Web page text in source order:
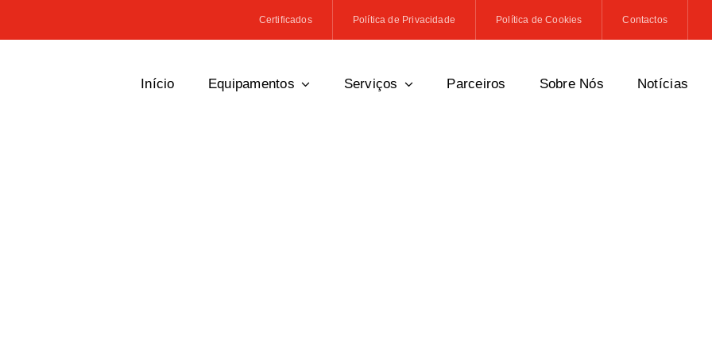
Certificados Política de Privacidade Política de Cookies Contactos
Início Equipamentos Serviços Parceiros Sobre Nós Notícias